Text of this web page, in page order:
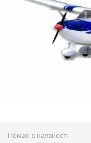
Немає в наявності